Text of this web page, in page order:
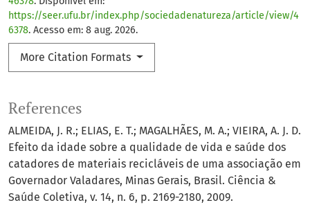
https://seer.ufu.br/index.php/sociedadenatureza/article/view/4
6378. Acesso em: 8 aug. 2026.
More Citation Formats
References
ALMEIDA, J. R.; ELIAS, E. T.; MAGALHÃES, M. A.; VIEIRA, A. J. D.
Efeito da idade sobre a qualidade de vida e saúde dos
catadores de materiais recicláveis de uma associação em
Governador Valadares, Minas Gerais, Brasil. Ciência &
Saúde Coletiva, v. 14, n. 6, p. 2169-2180, 2009.